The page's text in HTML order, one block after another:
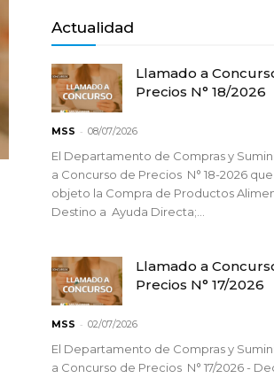
Actualidad
Llamado a
Precios N° 18/2026
MSS - 08/07/2026
El Departamento de Compras y
a Concurso de Precios N° 18-2026
objeto la Compra de Productos
Destino a Ayuda Directa;...
Llamado a
Precios N° 17/2026
MSS - 02/07/2026
El Departamento de Compras y
a Concurso de Precios N° 17/2026 -